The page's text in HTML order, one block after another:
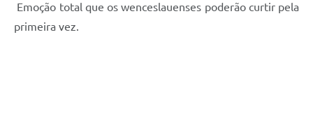
Emoção total que os wenceslauenses poderão curtir pela
primeira vez.